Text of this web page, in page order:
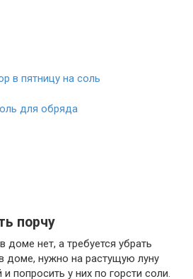
порчу
доме нет, а требуется убрать
в доме, нужно на растущую луну
попросить у них по горсти соли.